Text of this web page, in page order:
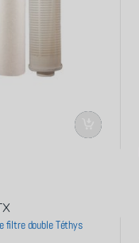
filtre double Téthys